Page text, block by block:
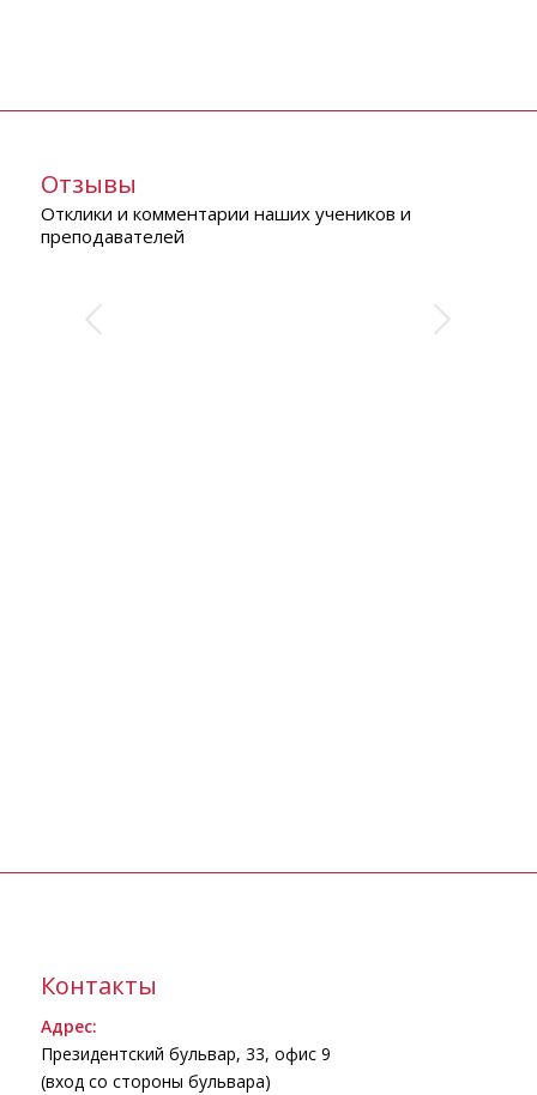
Отзывы
Отклики и комментарии наших учеников и
преподавателей
Контакты
Адрес:
Президентский бульвар, 33, офис 9
(вход со стороны бульвара)